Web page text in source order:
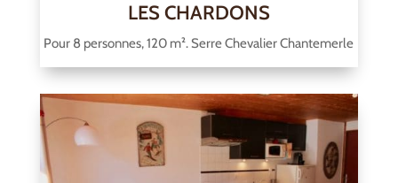
LES CHARDONS
Pour 8 personnes, 120 m². Serre Chevalier Chantemerle